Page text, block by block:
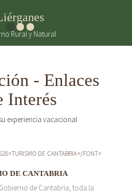
Rural y Natural
- Enlaces
Interés
experiencia vacacional
DE CANTABRIA
de Cantabria, toda la